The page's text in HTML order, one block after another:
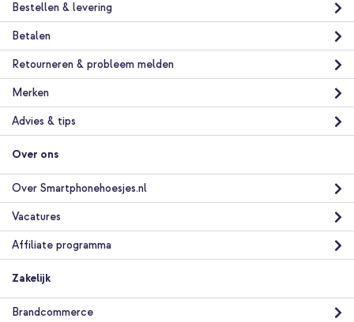
Bestellen & levering
Betalen
Retourneren & probleem melden
Merken
Advies & tips
Over ons
Over Smartphonehoesjes.nl
Vacatures
Affiliate programma
Zakelijk
Brandcommerce